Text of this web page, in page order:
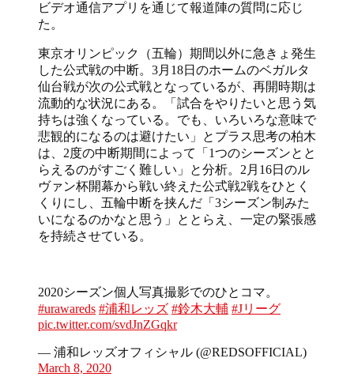
ビデオ通信アプリを通じて報道陣の質問に応じ
た。
東京オリンピック（五輪）期間以外に急きょ発生
した公式戦の中断。3月18日のホームのベガルタ
仙台戦が次の公式戦となっているが、再開時期は
流動的な状況にある。「試合をやりたいと思う気
持ちは強くなっている。でも、いろいろな意味で
悲観的になるのは避けたい」とプラス思考の柏木
は、2度の中断期間によって「1つのシーズンとと
らえるのがすごく難しい」と分析。2月16日のル
ヴァン杯開幕から戦い終えた公式戦2戦をひとく
くりにし、五輪中断を挟んだ「3シーズン制みた
いになるのかなと思う」ととらえ、一定の緊張感
を持続させている。
2020シーズン個人写真撮影でのひとコマ。
#urawareds #浦和レッズ #鈴木大輔 #Jリーグ
pic.twitter.com/svdJnZGqkr
— 浦和レッズオフィシャル (@REDSOFFICIAL)
March 8, 2020